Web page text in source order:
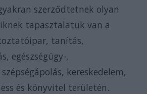
szerződtetnek olyan
tapasztalatuk van a
tanítás,
egészségügy-,
kereskedelem,
és könyvitel területén.